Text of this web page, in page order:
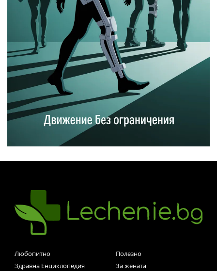
Любопитно
Полезно
Здравна Енциклопедия
За жената